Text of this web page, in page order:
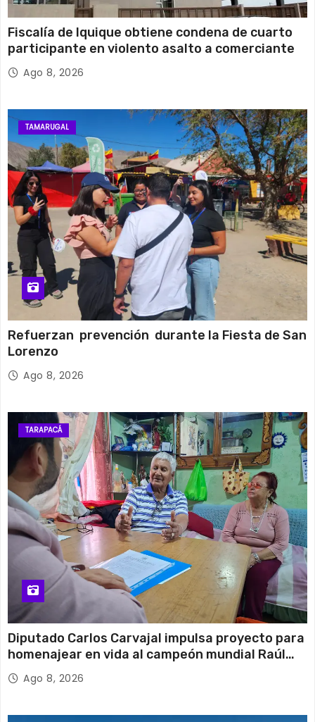
Fiscalía de Iquique obtiene condena de cuarto
participante en violento asalto a comerciante
Ago 8, 2026
TAMARUGAL
Refuerzan prevención durante la Fiesta de San
Lorenzo
Ago 8, 2026
TARAPACÁ
Diputado Carlos Carvajal impulsa proyecto para
homenajear en vida al campeón mundial Raúl
Choque
Ago 8, 2026